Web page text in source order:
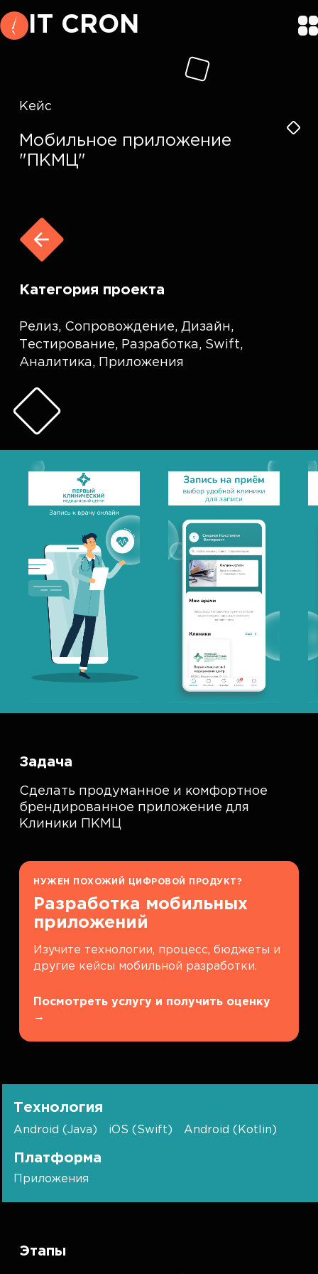
IT CRON
Кейс
Мобильное приложение
"ПКМЦ"
Категория проекта
Релиз, Сопровождение, Дизайн,
Тестирование, Разработка, Swift,
Аналитика, Приложения
Задача
Сделать продуманное и комфортное
брендированное приложение для
Клиники ПКМЦ
НУЖЕН ПОХОЖИЙ ЦИФРОВОЙ ПРОДУКТ?
Разработка мобильных
приложений
Изучите технологии, процесс, бюджеты и
другие кейсы мобильной разработки.
Посмотреть услугу и получить оценку
→
Технология
Android (Java) iOS (Swift) Android (Kotlin)
Платформа
Приложения
Этапы